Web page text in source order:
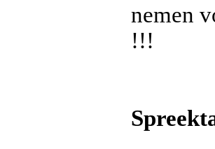
nemen
!!!